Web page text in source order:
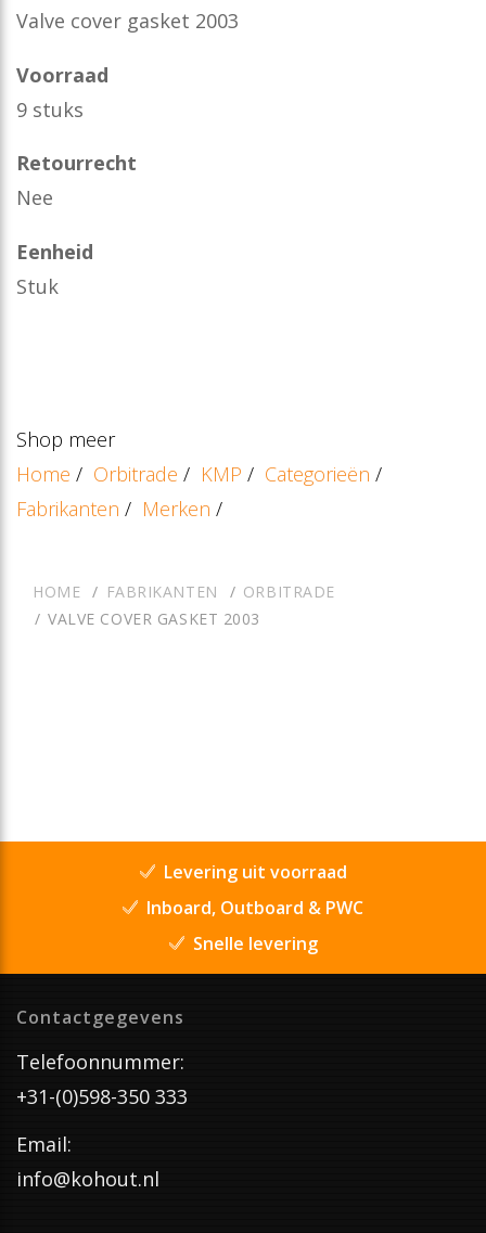
Valve cover gasket 2003
Voorraad
9 stuks
Retourrecht
Nee
Eenheid
Stuk
Shop meer
Home / Orbitrade / KMP / Categorieën /
Fabrikanten / Merken /
HOME FABRIKANTEN
ORBITRADE
VALVE COVER GASKET 2003
Levering uit voorraad
Inboard, Outboard & PWC
Snelle levering
Contactgegevens
Telefoonnummer:
+31-(0)598-350 333
Email:
info@kohout.nl